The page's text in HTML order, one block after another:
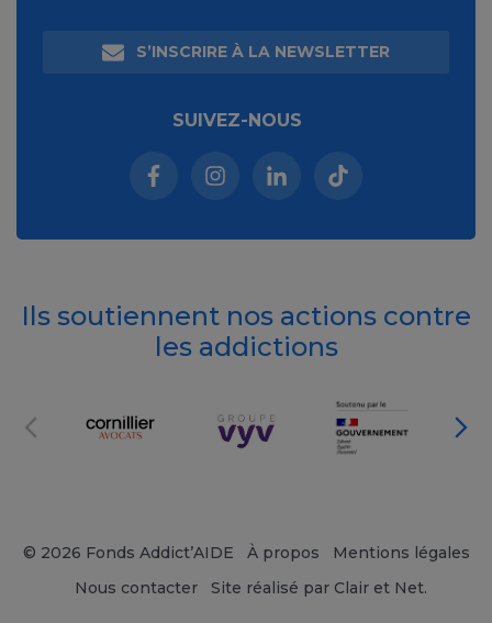
S’INSCRIRE À LA NEWSLETTER
SUIVEZ-NOUS
Facebook (nouvelle fenêtre)
Instagram (nouvelle fenêtre)
Linkedin (nouvelle
Tiktok (nouvelle
Ils soutiennent nos actions contre
les addictions
© 2026 Fonds Addict’AIDE À propos
Mentions légales
Nous contacter
Site réalisé par Clair et Net.